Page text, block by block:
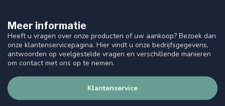
Meer informatie
Heeft u vragen over onze producten of uw aankoop? Bezoek dan
onze klantenservicepagina. Hier vindt u onze bedrijfsgegevens,
antwoorden op veelgestelde vragen en verschillende manieren
om contact met ons op te nemen.
Klantenservice